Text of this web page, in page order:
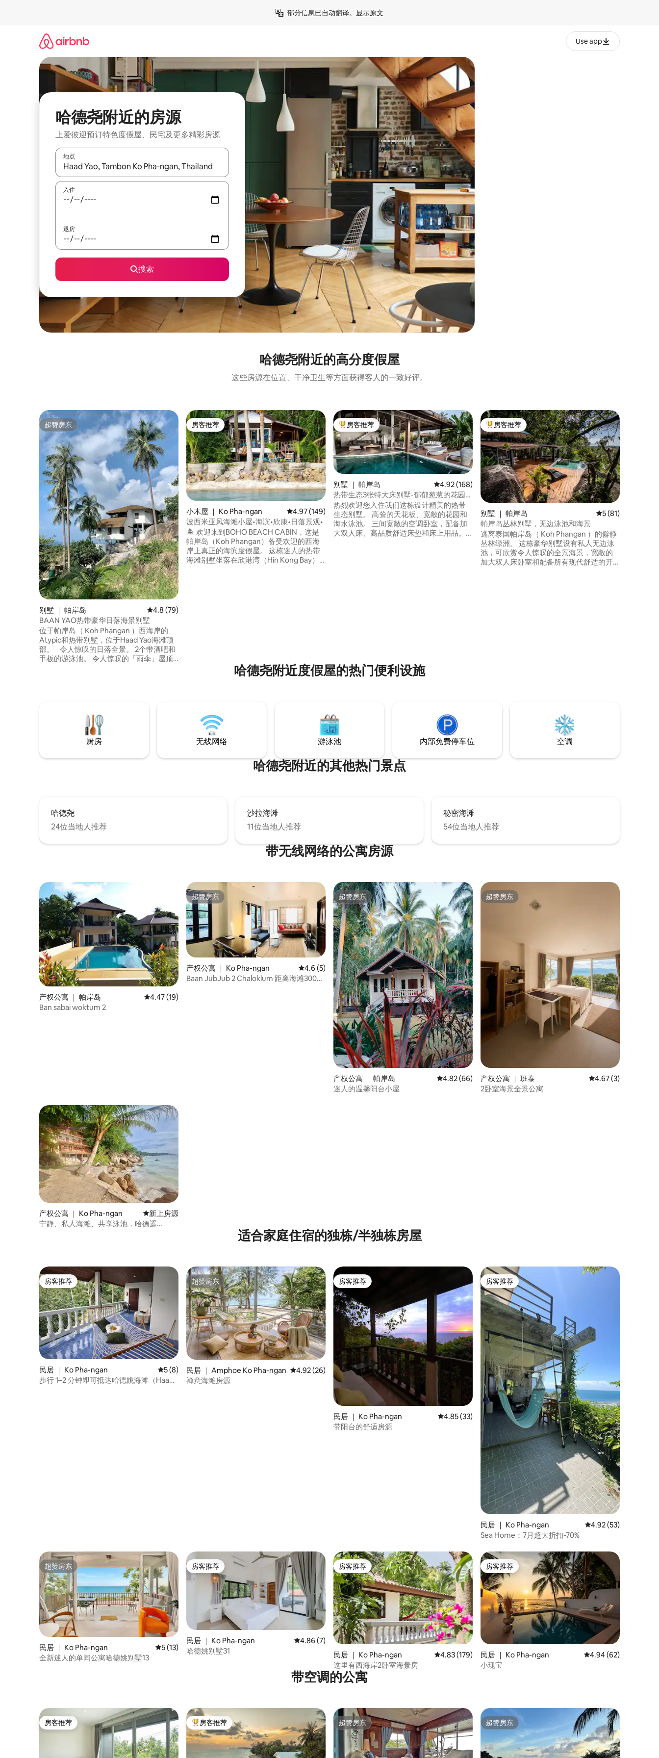
部分信息已自动翻译。 显示原文
Use app
哈德尧附近的房源
上爱彼迎预订特色度假屋、民宅及更多精彩房源
地点
如有搜索结果，请使用上下方向键查看，或通过点击或滑动手势浏览。
入住
退房
搜索
哈德尧附近的高分度假屋
这些房源在位置、干净卫生等方面获得客人的一致好评。
超赞房东
超赞房东
别墅 ｜ 帕岸岛 平均评分 4.8 分（满分 5 分），共 79 条评价
4.8 (79)
BAAN YAO热带豪华日落海景别墅
位于帕岸岛（ Koh Phangan ）西海岸的
Atypic和热带别墅，位于Haad Yao海滩顶
部。 令人惊叹的日落全景。 2个带酒吧和
甲板的游泳池。 令人惊叹的「雨伞」屋顶
自然和谐相处。
房客推荐
房客推荐
小木屋 ｜ Ko Pha-ngan 平均评分 4.97 分（满分 5 分），共 149 条评价
4.97 (149)
波西米亚风海滩小屋•海滨•欣康•日落景观•
🏝️ 欢迎来到BOHO BEACH CABIN，这是
帕岸岛（Koh Phangan）备受欢迎的西海
岸上真正的海滨度假屋。 这栋迷人的热带
海滩别墅坐落在欣港湾（Hin Kong Bay）
热门「房客推荐」
房客推荐
别墅 ｜ 帕岸岛 平均评分 4.92 分（满分 5 分），共 168 条评价
4.92 (168)
热带生态3张特大床别墅-郁郁葱葱的花园和
泳池
热烈欢迎您入住我们这栋设计精美的热带
生态别墅。 高耸的天花板、宽敞的花园和
海水泳池。 三间宽敞的空调卧室，配备加
大双人床、高品质舒适床垫和床上用品。
热门「房客推荐」
房客推荐
别墅 ｜ 帕岸岛 平均评分 5 分（满
5 (81)
帕岸岛丛林别墅，无边泳池和海景
逃离泰国帕岸岛（ Koh Phangan ）的僻静
丛林绿洲。 这栋豪华别墅设有私人无边泳
池，可欣赏令人惊叹的全景海景，宽敞的
加大双人床卧室和配备所有现代舒适的开
哈德尧附近度假屋的热门便利设施
厨房 无线网络 游泳池 内部免费停车位 空调
哈德尧附近的其他热门景点
哈德尧
24位当地人推荐
沙拉海滩
11位当地人推荐
秘密海滩
54位当地人推荐
带无线网络的公寓房源
产权公寓 ｜ 帕岸岛 平均评分 4.47 分（满分 5 分），共 19 条评价
4.47 (19)
Ban sabai woktum 2
超赞房东
超赞房东
产权公寓 ｜ Ko Pha-ngan 平均评分 4.6 分（满分 5 分），共 5 条评价
4.6 (5)
Baan JubJub 2 Chaloklum 距离海滩300米
超赞房东
超赞房东
产权公寓 ｜ 帕岸岛 平均评分 4.82 分（满分 5 分），共 66 条评价
4.82 (66)
迷人的温馨阳台小屋
超赞房东
超赞房东
产权公寓 ｜ 班泰 平均评分 4.67 分（
4.67 (3)
2卧室海景全景公寓
产权公寓 ｜ Ko Pha-ngan 新房源
新上房源
宁静、私人海滩、共享泳池，哈德遥
适合家庭住宿的独栋/半独栋房屋
房客推荐
房客推荐
民居 ｜ Ko Pha-ngan 平均评分 5 分（满分 5 分），共 8 条评价
5 (8)
步行 1–2 分钟即可抵达哈德姚海滩（Haad
超赞房东
超赞房东
民居 ｜ Amphoe Ko Pha-ngan 平均评分 4.92 分（满分 5 分），共 26 条评价
4.92 (26)
禅意海滩房源
房客推荐
房客推荐
民居 ｜ Ko Pha-ngan 平均评分 4.85 分（满分 5 分），共 33 条评价
4.85 (33)
带阳台的舒适房源
房客推荐
房客推荐
民居 ｜ Ko Pha-ngan 平均评分 4.92 分（满
4.92 (53)
Sea Home：7月超大折扣-70%
超赞房东
超赞房东
民居 ｜ Ko Pha-ngan 平均评分 5 分（满分 5 分），共 13 条评价
5 (13)
全新迷人的单间公寓哈德姚别墅13
房客推荐
房客推荐
民居 ｜ Ko Pha-ngan 平均评分 4.86 分（满分 5 分），共 7 条评价
4.86 (7)
哈德姚别墅31
房客推荐
房客推荐
民居 ｜ Ko Pha-ngan 平均评分 4.83 分（满分 5 分），共 179 条评价
4.83 (179)
这里有西海岸2卧室海景房
房客推荐
房客推荐
民居 ｜ Ko Pha-ngan 平均评分 4.94 分（满
4.94 (62)
小瑰宝
带空调的公寓
房客推荐
房客推荐 热门「房客推荐」
房客推荐 超赞房东
超赞房东 超赞房东
超赞房东